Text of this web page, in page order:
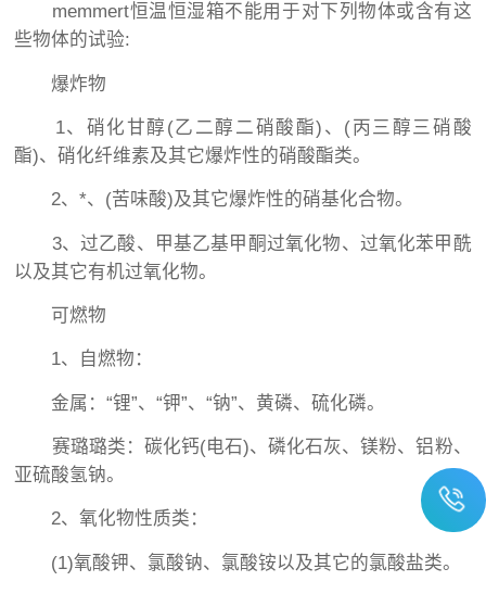
memmert恒温恒湿箱不能用于对下列物体或含有这
些物体的试验:
爆炸物
1、硝化甘醇(乙二醇二硝酸酯)、(丙三醇三硝酸
酯)、硝化纤维素及其它爆炸性的硝酸酯类。
2、*、(苦味酸)及其它爆炸性的硝基化合物。
3、过乙酸、甲基乙基甲酮过氧化物、过氧化苯甲酰
以及其它有机过氧化物。
可燃物
1、自燃物：
金属：“锂”、“钾”、“钠”、黄磷、硫化磷。
赛璐璐类：碳化钙(电石)、磷化石灰、镁粉、铝粉、
亚硫酸氢钠。
2、氧化物性质类：
(1)氧酸钾、氯酸钠、氯酸铵以及其它的氯酸盐类。